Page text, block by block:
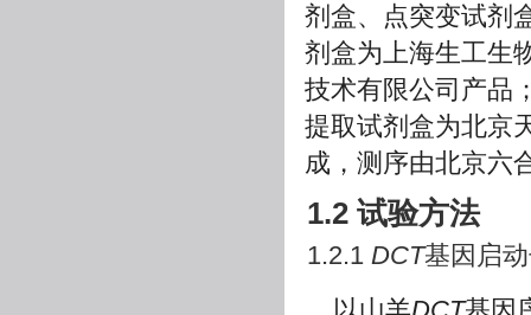
剂盒、点突变试剂
剂盒为上海生工生
技术有限公司产品
提取试剂盒为北京
成，测序由北京六
1.2 试验方法
1.2.1 DCT基因启